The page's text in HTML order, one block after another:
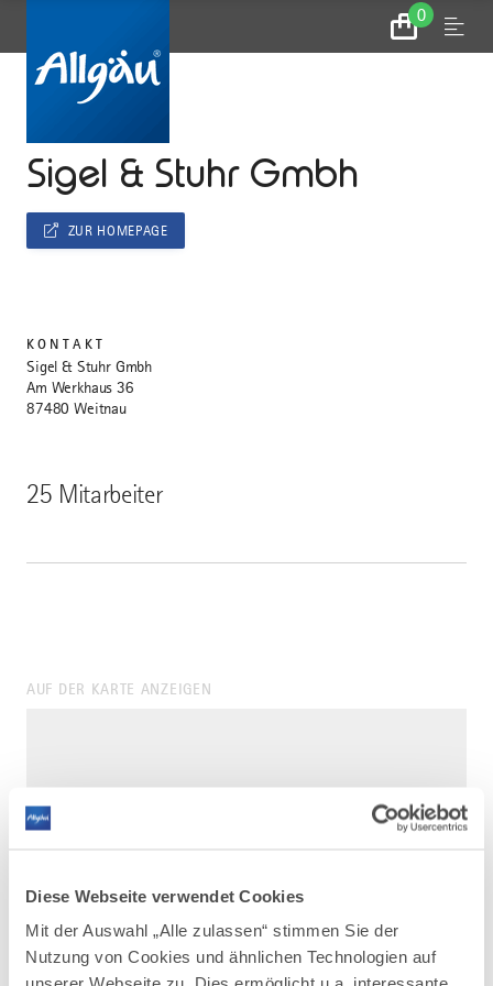
Diese Webseite verwendet Cookies
Mit der Auswahl „Alle zulassen“ stimmen Sie der
Nutzung von Cookies und ähnlichen Technologien auf
0
Zum
Warenkorb
Menu
Sigel & Stuhr Gmbh
25 Mitarbeiter
ZUR HOMEPAGE
KONTAKT
Sigel & Stuhr Gmbh
Am Werkhaus 36
87480 Weitnau
AUF DER KARTE ANZEIGEN